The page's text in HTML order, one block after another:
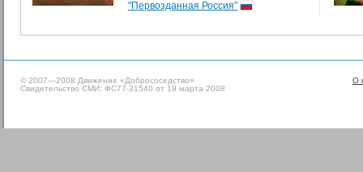
"Первозданная Россия"
О
© 2007—2008 Движение «Добрососедство»
Свидетельство СМИ: ФС77-31540 от 19 марта 2008